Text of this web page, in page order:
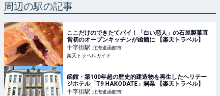
周辺の駅の記事
ここだけのできたてパイ！「白い恋人」の石屋製菓直
営初のオープンキッチンが函館に 【楽天トラベル】
十字街駅 北海道函館市
楽天トラベルガイド
函館・築100年超の歴史的建造物を再生したヘリテー
ジホテル「T9 HAKODATE」開業 【楽天トラベル】
十字街駅 北海道函館市